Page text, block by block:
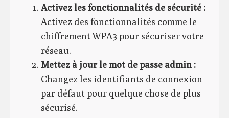
Activez les fonctionnalités de sécurité :
Activez des fonctionnalités comme le
chiffrement WPA3 pour sécuriser votre
réseau.
Mettez à jour le mot de passe admin :
Changez les identifiants de connexion
par défaut pour quelque chose de plus
sécurisé.